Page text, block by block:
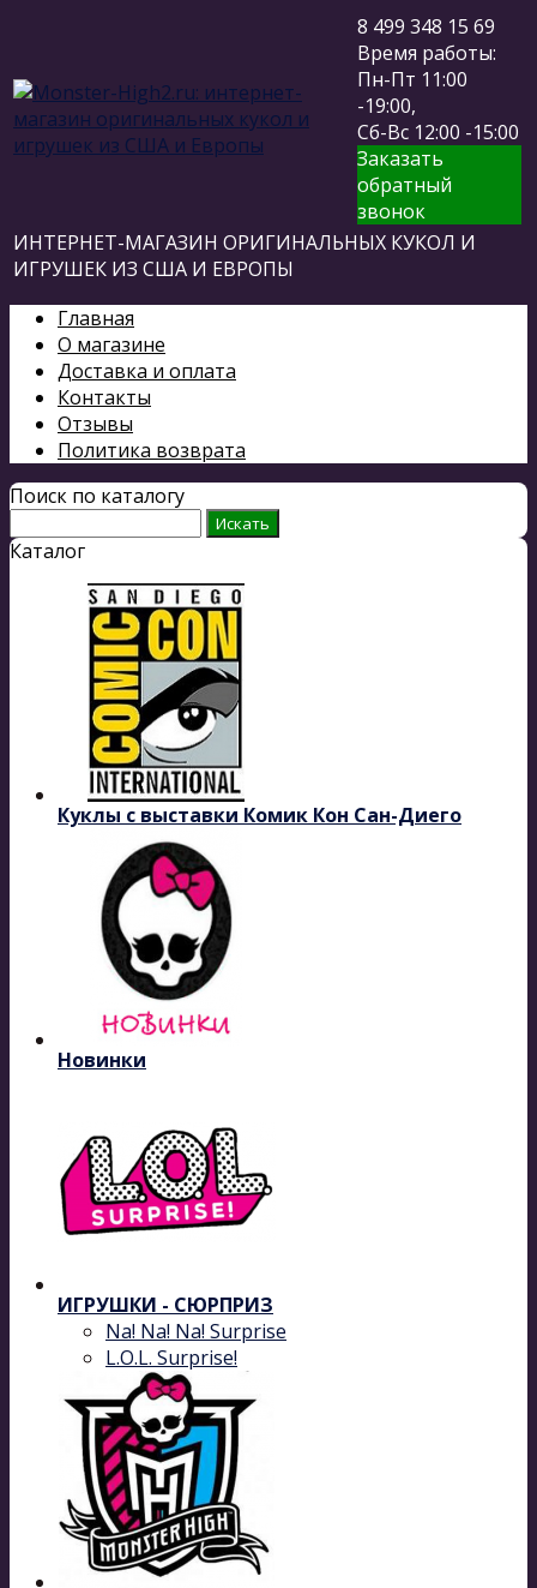
8 499 348 15 69
Время работы:
Пн-Пт 11:00
-19:00,
Сб-Вс 12:00 -15:00
Заказать
обратный
звонок
ИНТЕРНЕТ-МАГАЗИН ОРИГИНАЛЬНЫХ КУКОЛ И
ИГРУШЕК ИЗ США И ЕВРОПЫ
Главная
О магазине
Доставка и оплата
Контакты
Отзывы
Политика возврата
Поиск по каталогу
Каталог
Куклы с выставки Комик Кон Сан-Диего
Новинки
ИГРУШКИ - СЮРПРИЗ
Na! Na! Na! Surprise
L.O.L. Surprise!